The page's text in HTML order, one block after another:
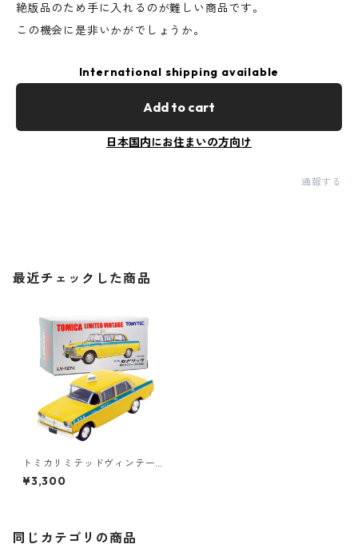
絶版品のため手に入れるのが難しい商品です。
この機会に是非いかがでしょうか。
International shipping available
Add to cart
日本国内にお住まいの方向け
通報する
最近チェックした商品
トミカリミテッドヴィンテー
ジ LV-127a ニッサン セドリッ
ク 構内タクシー 64年式 #362
¥3,300
同じカテゴリの商品